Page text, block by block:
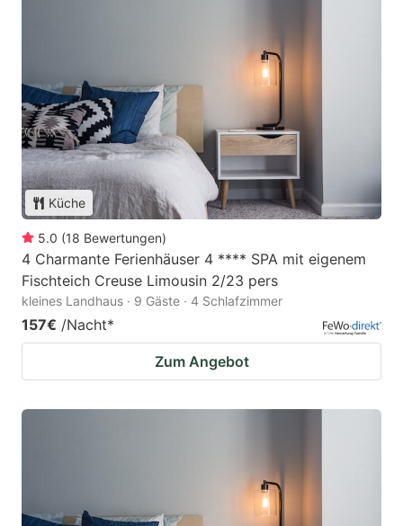
Küche
5.0 (18 Bewertungen)
4 Charmante Ferienhäuser 4 **** SPA mit eigenem
Fischteich Creuse Limousin 2/23 pers
kleines Landhaus · 9 Gäste · 4 Schlafzimmer
157€ /Nacht*
Zum Angebot